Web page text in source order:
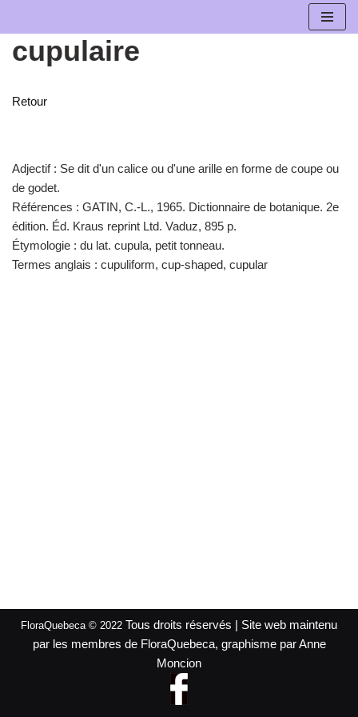
Aller
au
cupulaire
Retour
Adjectif : Se dit d'un calice ou d'une arille en forme de coupe ou
de godet.
Références : GATIN, C.-L., 1965. Dictionnaire de botanique. 2e
édition. Éd. Kraus reprint Ltd. Vaduz, 895 p.
Étymologie : du lat. cupula, petit tonneau.
Termes anglais : cupuliform, cup-shaped, cupular
FloraQuebeca © 2022 Tous droits réservés | Site web maintenu
par les membres de FloraQuebeca, graphisme par Anne
Moncion